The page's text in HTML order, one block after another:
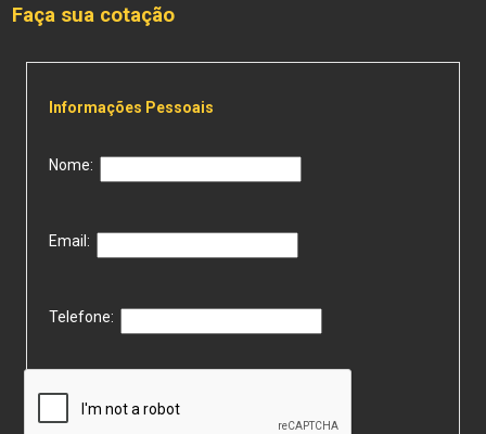
Faça sua cotação
Informações Pessoais
Nome:
Email:
Telefone: